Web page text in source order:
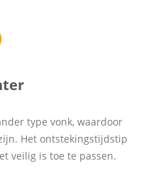
type vonk, waardoor
Het ontstekingstijdstip
veilig is toe te passen.